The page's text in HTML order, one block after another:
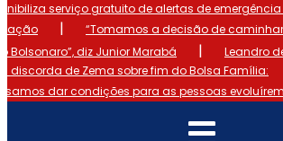
serviço gratuito de alertas de
|
“Tomamos a decisão de
Bolsonaro”, diz Junior Marabá
|
Leandro
discorda de Zema sobre fim do Bolsa Família:
dar condições para as pessoas